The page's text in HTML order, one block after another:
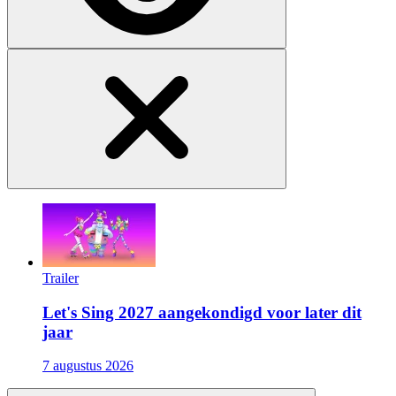
Trailer
Let's Sing 2027 aangekondigd voor later dit
jaar
7 augustus 2026